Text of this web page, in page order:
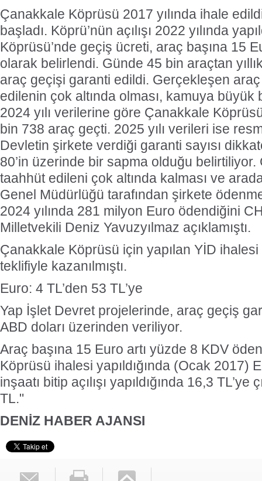
Çanakkale Köprüsü 2017 yılında ihale
başladı. Köprü’nün açılışı 2022 yılında
Köprüsü’nde geçiş ücreti, araç başına 15
olarak belirlendi. Günde 45 bin araçtan
araç geçişi garanti edildi. Gerçekleşen araç
edilenin çok altında olması, kamuya
2024 yılı verilerine göre Çanakkale
bin 738 araç geçti. 2025 yılı verileri ise
Devletin şirkete verdiği garanti sayısı
80’in üzerinde bir sapma olduğu belirtiliyor.
taahhüt edileni çok altında kalması ve
Genel Müdürlüğü tarafından şirkete
2024 yılında 281 milyon Euro ödendiğini
Milletvekili Deniz Yavuzyılmaz açıklamıştı.
Çanakkale Köprüsü için yapılan YİD
teklifiyle kazanılmıştı.
Euro: 4 TL’den 53 TL’ye
Yap İşlet Devret projelerinde, araç geçiş
ABD doları üzerinden veriliyor.
Araç başına 15 Euro artı yüzde 8 KDV
Köprüsü ihalesi yapıldığında (Ocak 2017)
inşaatı bitip açılışı yapıldığında 16,3
TL."
DENİZ HABER AJANSI